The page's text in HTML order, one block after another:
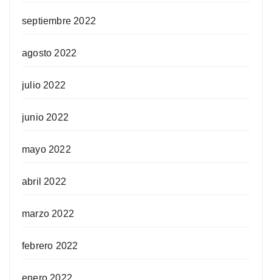
septiembre 2022
agosto 2022
julio 2022
junio 2022
mayo 2022
abril 2022
marzo 2022
febrero 2022
enero 2022